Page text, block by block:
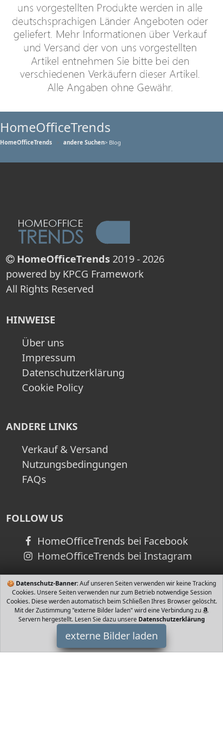
HomeOfficeTrends
HomeOfficeTrends andere Suchen> Blog
🍪 Datenschutz-Banner:Auf unseren Seiten verwenden wir keine Tracking
Cookies. Unsere Seiten verwenden nur zum Betrieb notwendige Session
Cookies. Diese werden automatisch beim Schließen Ihres Browser gelöscht.
Mit der Zustimmung "externe Bilder laden" wird eine Verbindung zu
Servern hergestellt. Lesen Sie dazu unsere Datenschutzerklärung
externe Bilder laden
HomeOfficeTrends 2019 - 2026
powered by KPCG Framework
All Rights Reserved
HINWEISE
Über uns
Impressum
Datenschutzerklärung
Cookie Policy
ANDERE LINKS
Verkauf & Versand
Nutzungsbedingungen
FAQs
FOLLOW US
HomeOfficeTrends bei Facebook
HomeOfficeTrends bei Instagram